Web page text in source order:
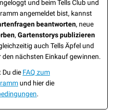
und beim Tells Club und
angemeldet bist, kannst
beantworten, neue
, Gartenstorys publizieren
auch Tells Äpfel und
den nächsten Einkauf gewinnen.
Du die FAQ zum
und hier die
.